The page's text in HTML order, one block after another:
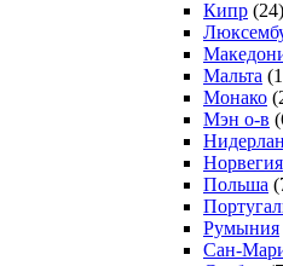
Кипр (24)
Мальта
Монако
Мэн о-в
Норвегия
Польша
Румыния
Сан-